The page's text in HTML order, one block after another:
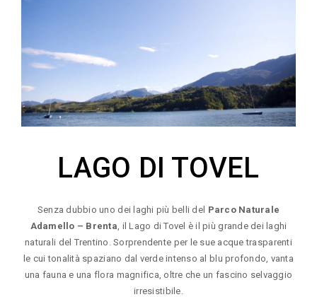
LAGO DI TOVEL
Senza dubbio uno dei laghi più belli del Parco Naturale
Adamello – Brenta , il Lago di Tovel è il più grande dei laghi
naturali del Trentino. Sorprendente per le sue acque trasparenti
le cui tonalità spaziano dal verde intenso al blu profondo, vanta
una fauna e una flora magnifica, oltre che un fascino selvaggio
irresistibile.